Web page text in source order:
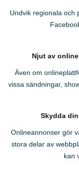
Undvik regionala och
Njut av
Även om
vissa sändningar,
Skydda
Onlineannonser gör
stora delar av
kan